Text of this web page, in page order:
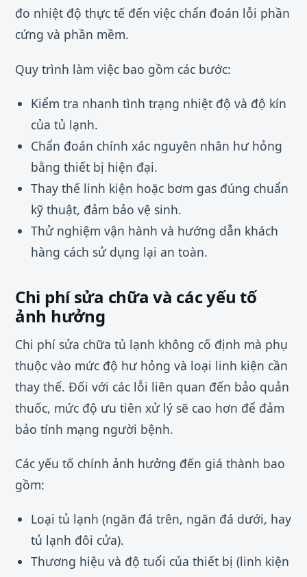
đo nhiệt độ thực tế đến việc chẩn đoán lỗi phần
cứng và phần mềm.
Quy trình làm việc bao gồm các bước:
Kiểm tra nhanh tình trạng nhiệt độ và độ kín
của tủ lạnh.
Chẩn đoán chính xác nguyên nhân hư hỏng
bằng thiết bị hiện đại.
Thay thế linh kiện hoặc bơm gas đúng chuẩn
kỹ thuật, đảm bảo vệ sinh.
Thử nghiệm vận hành và hướng dẫn khách
hàng cách sử dụng lại an toàn.
Chi phí sửa chữa và các yếu tố
ảnh hưởng
Chi phí sửa chữa tủ lạnh không cố định mà phụ
thuộc vào mức độ hư hỏng và loại linh kiện cần
thay thế. Đối với các lỗi liên quan đến bảo quản
thuốc, mức độ ưu tiên xử lý sẽ cao hơn để đảm
bảo tính mạng người bệnh.
Các yếu tố chính ảnh hưởng đến giá thành bao
gồm:
Loại tủ lạnh (ngăn đá trên, ngăn đá dưới, hay
tủ lạnh đôi cửa).
Thương hiệu và độ tuổi của thiết bị (linh kiện